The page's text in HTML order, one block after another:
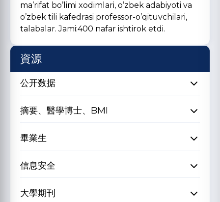
ma’rifat bo’limi xodimlari, o’zbek adabiyoti va
o’zbek tili kafedrasi professor-o’qituvchilari,
talabalar. Jami:400 nafar ishtirok etdi.
資源
公开数据
摘要、醫學博士、BMI
畢業生
信息安全
大學期刊